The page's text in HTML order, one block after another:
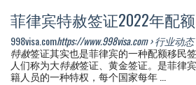
菲律宾特赦签证2022年配额
998visa.comhttps://www.998visa.com › 行业动
特赦签证其实也是菲律宾的一种配额移民签
人们称为大特赦签证、黄金签证。是菲律
籍人员的一种特权，每个国家每年 ...